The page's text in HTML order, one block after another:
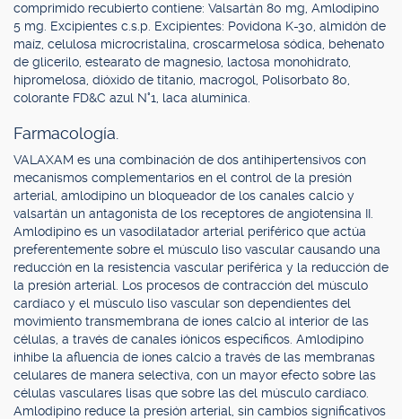
comprimido recubierto contiene: Valsartán 80 mg, Amlodipino
5 mg. Excipientes c.s.p. Excipientes: Povidona K-30, almidón de
maíz, celulosa microcristalina, croscarmelosa sódica, behenato
de glicerilo, estearato de magnesio, lactosa monohidrato,
hipromelosa, dióxido de titanio, macrogol, Polisorbato 80,
colorante FD&C azul N°1, laca alumínica.
Farmacología.
VALAXAM es una combinación de dos antihipertensivos con
mecanismos complementarios en el control de la presión
arterial, amlodipino un bloqueador de los canales calcio y
valsartán un antagonista de los receptores de angiotensina II.
Amlodipino es un vasodilatador arterial periférico que actúa
preferentemente sobre el músculo liso vascular causando una
reducción en la resistencia vascular periférica y la reducción de
la presión arterial. Los procesos de contracción del músculo
cardíaco y el músculo liso vascular son dependientes del
movimiento transmembrana de iones calcio al interior de las
células, a través de canales iónicos específicos. Amlodipino
inhibe la afluencia de iones calcio a través de las membranas
celulares de manera selectiva, con un mayor efecto sobre las
células vasculares lisas que sobre las del músculo cardíaco.
Amlodipino reduce la presión arterial, sin cambios significativos